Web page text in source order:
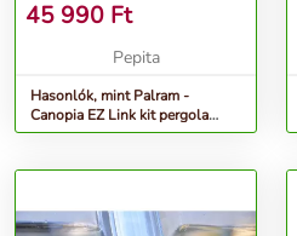
SZETT (FEHÉR)
45 990 Ft
Pepita
Hasonlók, mint Palram -
Canopia EZ Link kit pergola
elem csatlakoztató szett (fehér)